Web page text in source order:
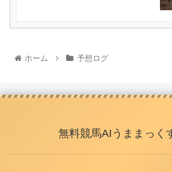
ホーム 予想ログ
無料競馬AIうままっく